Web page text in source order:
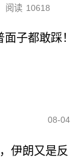
阅读 10618
子都敢踩！
08-04
伊朗又是反